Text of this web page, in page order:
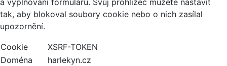
a vyplňování formulářů. Svůj prohlížeč můžete nastavit
tak, aby blokoval soubory cookie nebo o nich zasílal
upozornění.
Cookie
XSRF-TOKEN
Doména
harlekyn.cz